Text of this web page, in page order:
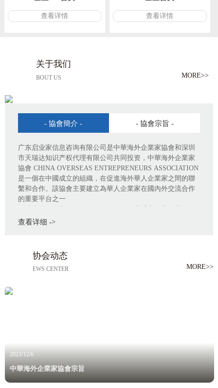
查看详情 查看详情
关于我们
BOUT US MORE>>
- 協會簡介 - - 協會宗旨 -
广东启业家信息咨询有限公司是中華海外企業家協會和深圳
市天瑞达知识产权代理有限公司共同投资，中華海外企業家
協會 CHINA OVERSEAS ENTREPRENEURS ASSOCIATION
是一個在中國成立的組織，在促進海外華人企業家之間的聯
繫和合作。該協會主要建立為華人企業家在國內外交流合作
的重要平台之一
终坚持客户至上的原则，保障客户的合法权益，为客户提供
景的客户......,我们也为企业提供企业管理咨询、财务咨询、
法律咨询等多方位的支持。致力于帮助中小微企业解决知识
产权和经营管理方面的问题，法律实践经验的人才资源组
查看详细 ->
协会动态
EWS CENTER MORE>>
2023/12/6
中華海外企業家協會宗旨